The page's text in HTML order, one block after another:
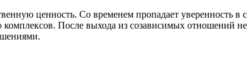
ценность. Со временем пропадает уверенность
После выхода из созависимых отношений